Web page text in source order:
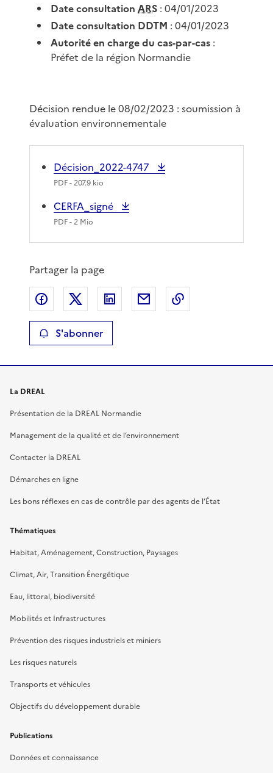
Date consultationARS : 04/01/2023
Date consultation DDTM : 04/01/2023
Autorité en charge du cas-par-cas :
Préfet de la région Normandie
Décision rendue le 08/02/2023 : soumission à
évaluation environnementale
Décision_2022-4747
PDF- 207.9 kio
CERFA_signé
PDF- 2 Mio
Partager la page
Partager sur Facebook
Partager sur XPartager sur LinkedIn
Partager par email
S'abonner
La DREAL
Présentation de la DREAL Normandie
Management de la qualité et de l’environnement
Contacter la DREAL
Démarches en ligne
Les bons réflexes en cas de contrôle par des agents de l’État
Thématiques
Habitat, Aménagement, Construction, Paysages
Climat, Air, Transition Énergétique
Eau, littoral, biodiversité
Mobilités et Infrastructures
Prévention des risques industriels et miniers
Les risques naturels
Transports et véhicules
Objectifs du développement durable
Publications
Données et connaissance